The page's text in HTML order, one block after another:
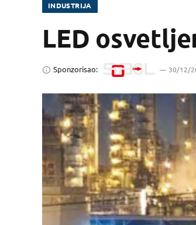
INDUSTRIJA
LED
Sponzorisao: 30/12/